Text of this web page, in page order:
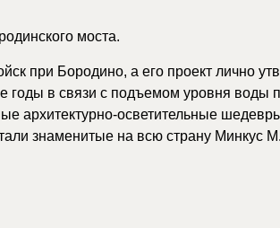
моста.
при Бородино, а его проект лично
годы в связи с подъемом уровня
архитектурно-осветительные
знаменитые на всю страну